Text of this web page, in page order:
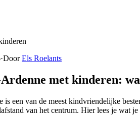
·DoorEls Roelants
met kinderen:
is een van de meest kindvriendelijke
van het centrum. Hier lees je wat